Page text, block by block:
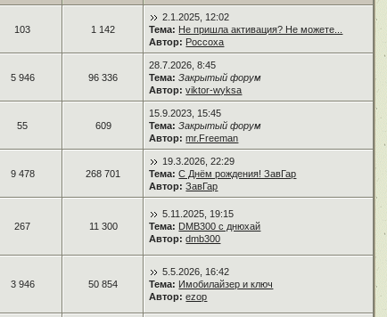
103 1 142
2.1.2025, 12:02
Тема: Не пришла активация? Не можете...
Автор: Россоха
5 946 96 336
28.7.2026, 8:45
Тема: Закрытый форум
Автор: viktor-wyksa
55 609
15.9.2023, 15:45
Тема: Закрытый форум
Автор: mr.Freeman
9 478 268 701
19.3.2026, 22:29
Тема: С Днём рождения! ЗавГар
Автор: ЗавГар
267 11 300
5.11.2025, 19:15
Тема: DMB300 с днюхай
Автор: dmb300
3 946 50 854
5.5.2026, 16:42
Тема: Имобилайзер и ключ
Автор: ezop